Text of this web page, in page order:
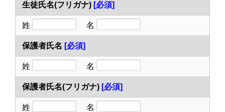
生徒氏名(フリガナ) [必須]
姓 名
保護者氏名 [必須]
姓 名
保護者氏名(フリガナ) [必須]
姓 名